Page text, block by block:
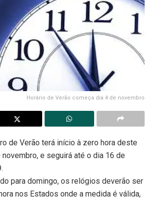
Horário de Verão começa dia 4 de novembro
de Verão terá início à zero hora deste
e seguirá até o dia 16 de
para domingo, os relógios deverão ser
nos Estados onde a medida é válida,